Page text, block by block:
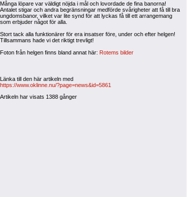
Många löpare var väldigt nöjda i mål och lovordade de fina banorna!
Antalet stigar och andra begränsningar medförde svårigheter att få till bra
ungdomsbanor, vilket var lite synd för att lyckas få till ett arrangemang
som erbjuder något för alla.
Stort tack alla funktionärer för era insatser före, under och efter helgen!
Tillsammans hade vi det riktigt trevligt!
Foton från helgen finns bland annat här: Rotems bilder
Länka till den här artikeln med
https://www.oklinne.nu/?page=news&id=5861
Artikeln har visats 1388 gånger